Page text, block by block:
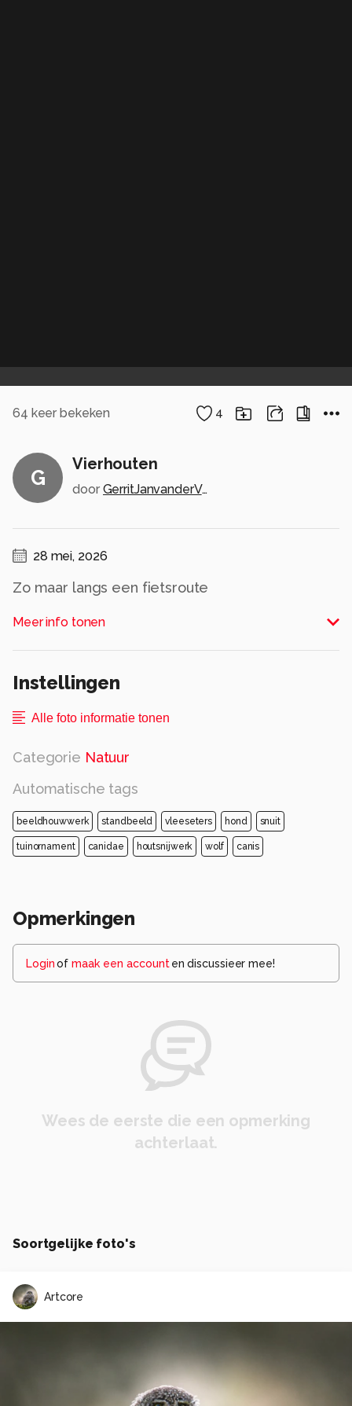
64 keer bekeken 4
G
Vierhouten
door GerritJanvanderVeen
28 mei, 2026
Zo maar langs een fietsroute
Alle rechten voorbehouden
Meer info tonen
Instellingen
Alle foto informatie tonen
Categorie Natuur
Automatische tags
beeldhouwwerk standbeeld vleeseters hond snuit
tuinornament canidae houtsnijwerk wolf canis
Opmerkingen
Loginof maak een account en discussieer mee!
Wees de eerste die een opmerking
achterlaat.
Soortgelijke foto's
Artcore